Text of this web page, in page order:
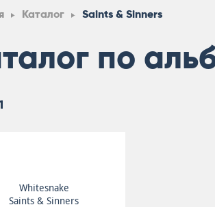
Каталог Saints & Sinners
по
Whitesnake
Saints & Sinners